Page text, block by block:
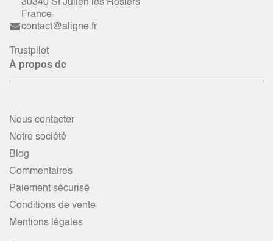
30340 St Julien les Rosiers
France
contact@aligne.fr
Trustpilot
À propos de
Nous contacter
Notre société
Blog
Commentaires
Paiement sécurisé
Conditions de vente
Mentions légales